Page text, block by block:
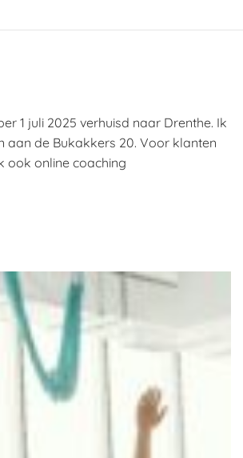
1 juli 2025 verhuisd naar Drenthe. Ik
aan de Bukakkers 20. Voor klanten
ook online coaching